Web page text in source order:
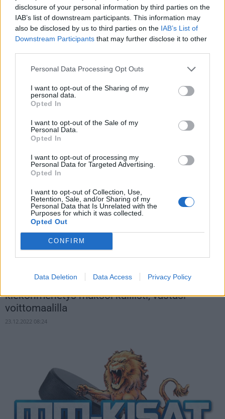
disclosure of your personal information by third parties on the
IAB’s list of downstream participants. This information may
also be disclosed by us to third parties on the IAB’s List of
Downstream Participants that may further disclose it to other
Personal Data Processing Opt Outs
I want to opt-out of the Sharing of my
personal data.
Opted In
I want to opt-out of the Sale of my
Personal Data.
Opted In
I want to opt-out of processing my
Personal Data for Targeted Advertising.
Opted In
I want to opt-out of Collection, Use,
Retention, Sale, and/or Sharing of my
Personal Data that Is Unrelated with the
Purposes for which it was collected.
Opted Out
CONFIRM
Data Deletion Data Access Privacy Policy
sisään Mika Zibanejadin passista
17.01.2024 07:16
Terävä rannepiiska teki tuhojaan – Kaapo
Kakko kihautti komean osuman Bostonin...
06.10.2023 08:01
Kaapo Kakolla värikäs ottelu – paha
kiekonmenetys maksoi kalliisti, vastasi
voittomaalilla
23.12.2022 08:24